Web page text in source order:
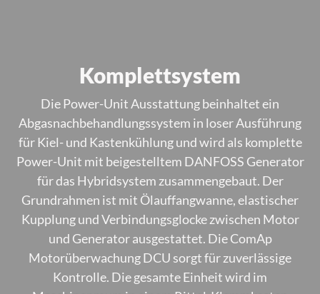
Komplettsystem
Die Power-Unit Ausstattung beinhaltet ein
Abgasnachbehandlungssystem in loser Ausführung
für Kiel- und Kastenkühlung und wird als komplette
Power-Unit mit beigestelltem DANFOSS Generator
für das Hybridsystem zusammengebaut. Der
Grundrahmen ist mit Ölauffangwanne, elastischer
Kupplung und Verbindungsglocke zwischen Motor
und Generator ausgestattet. Die ComAp
Motorüberwachung DCU sorgt für zuverlässige
Kontrolle. Die gesamte Einheit wird im